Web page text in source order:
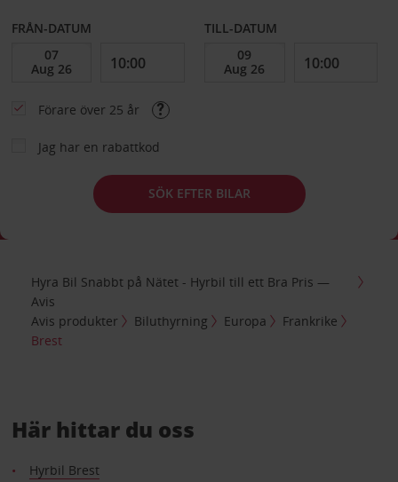
FRÅN-DATUM TILL-DATUM
Förare över 25 år
Jag har en rabattkod
SÖK EFTER BILAR
Hyra Bil Snabbt på Nätet - Hyrbil till ett Bra Pris —
Avis
Avis produkter
Biluthyrning Europa
Frankrike
Brest
Här hittar du oss
Hyrbil Brest